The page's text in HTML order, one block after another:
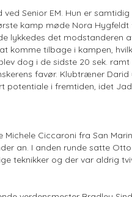
Senior EM. Hun er
kamp møde Nora Hygfeldt
lykkedes det modstanderen
komme tilbage i kampen,
dog i de sidste 20 sek.
favør. Klubtræner
potentiale i fremtiden, idet
Michele Ciccaroni fra San
an. I anden runde satte
teknikker og der var aldrig